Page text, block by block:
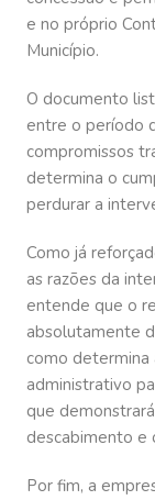
e no próprio
Município.
O documento
entre o período
compromissos
determina o
perdurar a
Como já
as razões da
entende que o
absolutamente
como determina
administrativo
que
descabimento e
Por fim, a